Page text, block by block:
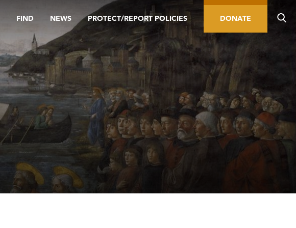
FIND NEWS PROTECT/REPORT POLICIES DONATE